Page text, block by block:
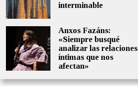
interminable
Anxos Fazáns:
«Siempre busqué
analizar las relaciones
íntimas que nos
afectan»
homenaje
Sacristán a
Fernán
Gómez
28 mayo,
2026